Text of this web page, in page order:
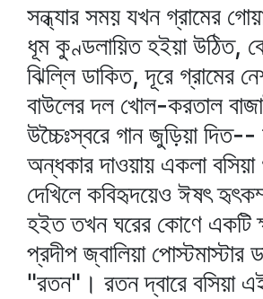
সন্ধ্যার সময় যখন গ্রামের
ধূম কুণ্ডলায়িত হইয়া উঠিত,
ঝিল্লি ডাকিত, দূরে গ্রামের
বাউলের দল খোল-করতাল
উচ্চৈঃস্বরে গান জুড়িয়া
অন্ধকার দাওয়ায় একলা
দেখিলে কবিহৃদয়েও ঈষৎ
হইত তখন ঘরের কোণে একটি
প্রদীপ জ্বালিয়া পোস্টমাস্টার
"রতন"। রতন দ্বারে বসিয়া